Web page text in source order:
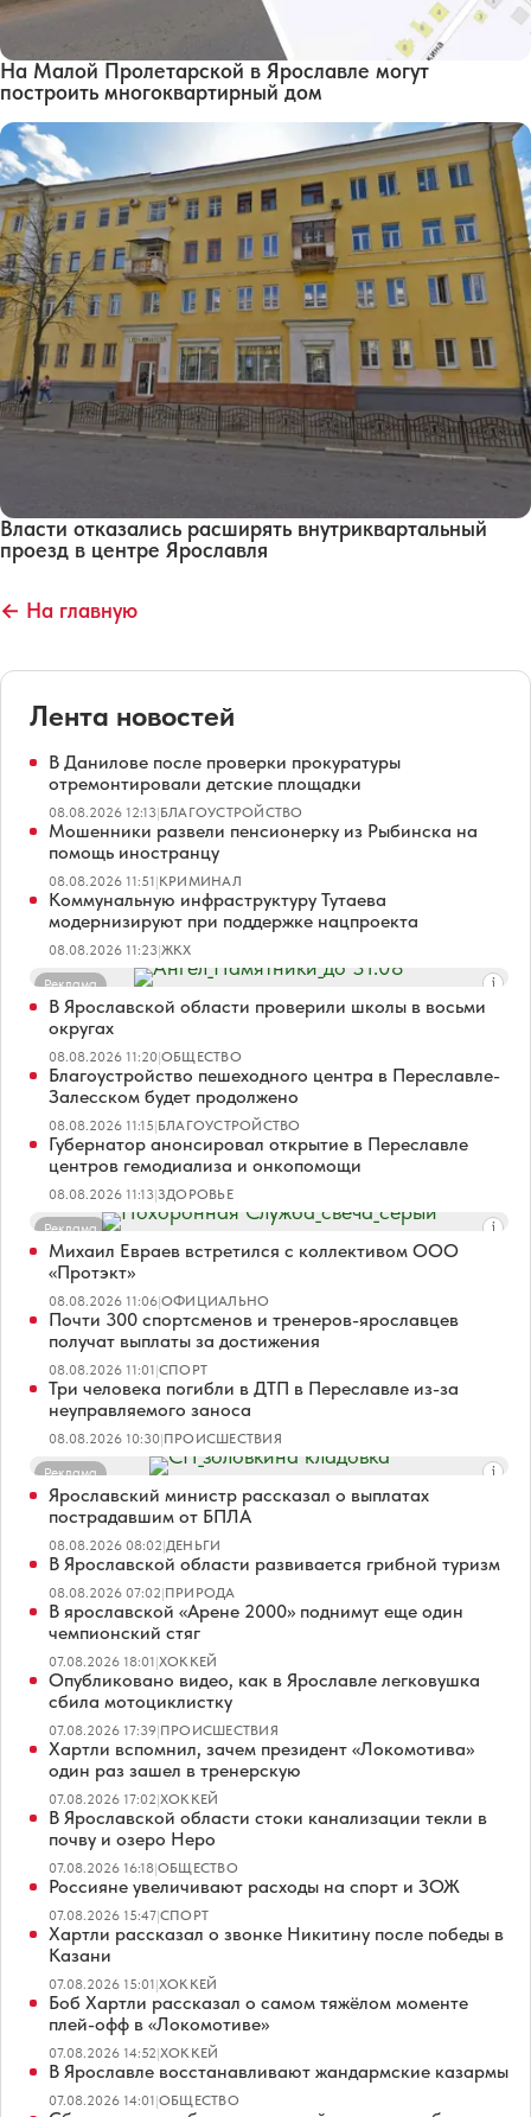
На Малой Пролетарской в Ярославле могут
построить многоквартирный дом
Власти отказались расширять внутриквартальный
проезд в центре Ярославля
← На главную
Лента новостей
В Данилове после проверки прокуратуры
отремонтировали детские площадки
08.08.2026 12:13|БЛАГОУСТРОЙСТВО
Мошенники развели пенсионерку из Рыбинска на
помощь иностранцу
08.08.2026 11:51|КРИМИНАЛ
Коммунальную инфраструктуру Тутаева
модернизируют при поддержке нацпроекта
08.08.2026 11:23|ЖКХ
Реклама
В Ярославской области проверили школы в восьми
округах
08.08.2026 11:20|ОБЩЕСТВО
Благоустройство пешеходного центра в Переславле-
Залесском будет продолжено
08.08.2026 11:15|БЛАГОУСТРОЙСТВО
Губернатор анонсировал открытие в Переславле
центров гемодиализа и онкопомощи
08.08.2026 11:13|ЗДОРОВЬЕ
Реклама
Михаил Евраев встретился с коллективом ООО
«Протэкт»
08.08.2026 11:06|ОФИЦИАЛЬНО
Почти 300 спортсменов и тренеров-ярославцев
получат выплаты за достижения
08.08.2026 11:01|СПОРТ
Три человека погибли в ДТП в Переславле из-за
неуправляемого заноса
08.08.2026 10:30|ПРОИСШЕСТВИЯ
Реклама
Ярославский министр рассказал о выплатах
пострадавшим от БПЛА
08.08.2026 08:02|ДЕНЬГИ
В Ярославской области развивается грибной туризм
08.08.2026 07:02|ПРИРОДА
В ярославской «Арене 2000» поднимут еще один
чемпионский стяг
07.08.2026 18:01|ХОККЕЙ
Опубликовано видео, как в Ярославле легковушка
сбила мотоциклистку
07.08.2026 17:39|ПРОИСШЕСТВИЯ
Хартли вспомнил, зачем президент «Локомотива»
один раз зашел в тренерскую
07.08.2026 17:02|ХОККЕЙ
В Ярославской области стоки канализации текли в
почву и озеро Неро
07.08.2026 16:18|ОБЩЕСТВО
Россияне увеличивают расходы на спорт и ЗОЖ
07.08.2026 15:47|СПОРТ
Хартли рассказал о звонке Никитину после победы в
Казани
07.08.2026 15:01|ХОККЕЙ
Боб Хартли рассказал о самом тяжёлом моменте
плей-офф в «Локомотиве»
07.08.2026 14:52|ХОККЕЙ
В Ярославле восстанавливают жандармские казармы
07.08.2026 14:01|ОБЩЕСТВО